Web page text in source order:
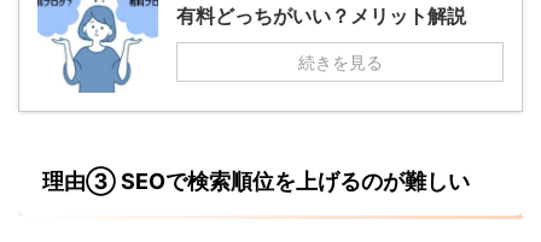
有料どっちがいい？メリット解説
続きを見る
理由③ SEOで検索順位を上げるのが難しい